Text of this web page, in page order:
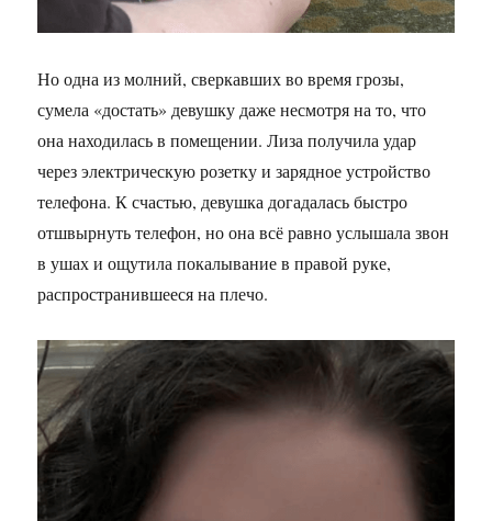
Но одна из молний, сверкавших во время грозы,
сумела «достать» девушку даже несмотря на то, что
она находилась в помещении. Лиза получила удар
через электрическую розетку и зарядное устройство
телефона. К счастью, девушка догадалась быстро
отшвырнуть телефон, но она всё равно услышала звон
в ушах и ощутила покалывание в правой руке,
распространившееся на плечо.